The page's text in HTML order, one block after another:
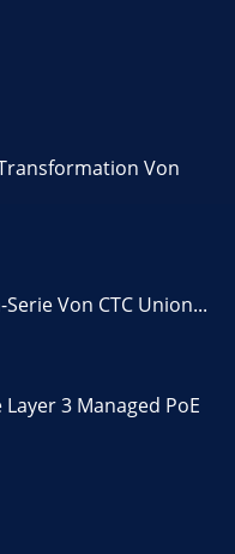
Von
Von CTC Union...
3 Managed PoE